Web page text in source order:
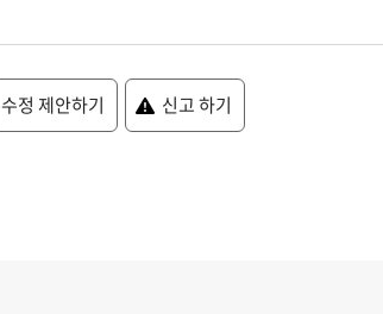
수정 제안하기 신고 하기